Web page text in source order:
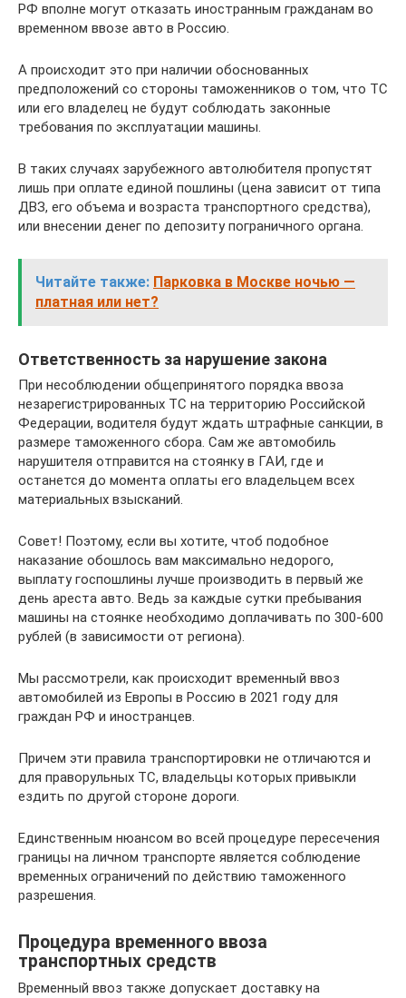
РФ вполне могут отказать иностранным гражданам во
временном ввозе авто в Россию.
А происходит это при наличии обоснованных
предположений со стороны таможенников о том, что ТС
или его владелец не будут соблюдать законные
требования по эксплуатации машины.
В таких случаях зарубежного автолюбителя пропустят
лишь при оплате единой пошлины (цена зависит от типа
ДВЗ, его объема и возраста транспортного средства),
или внесении денег по депозиту пограничного органа.
Читайте также: Парковка в Москве ночью —
платная или нет?
Ответственность за нарушение закона
При несоблюдении общепринятого порядка ввоза
незарегистрированных ТС на территорию Российской
Федерации, водителя будут ждать штрафные санкции, в
размере таможенного сбора. Сам же автомобиль
нарушителя отправится на стоянку в ГАИ, где и
останется до момента оплаты его владельцем всех
материальных взысканий.
Совет! Поэтому, если вы хотите, чтоб подобное
наказание обошлось вам максимально недорого,
выплату госпошлины лучше производить в первый же
день ареста авто. Ведь за каждые сутки пребывания
машины на стоянке необходимо доплачивать по 300-600
рублей (в зависимости от региона).
Мы рассмотрели, как происходит временный ввоз
автомобилей из Европы в Россию в 2021 году для
граждан РФ и иностранцев.
Причем эти правила транспортировки не отличаются и
для праворульных ТС, владельцы которых привыкли
ездить по другой стороне дороги.
Единственным нюансом во всей процедуре пересечения
границы на личном транспорте является соблюдение
временных ограничений по действию таможенного
разрешения.
Процедура временного ввоза
транспортных средств
Временный ввоз также допускает доставку на